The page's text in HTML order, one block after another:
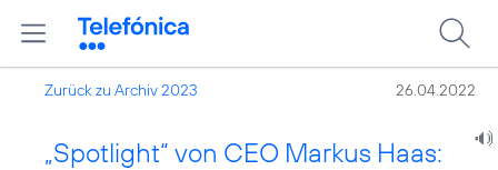
Zurück zu Archiv 2023 26.04.2022
„Spotlight“ von CEO Markus Haas: